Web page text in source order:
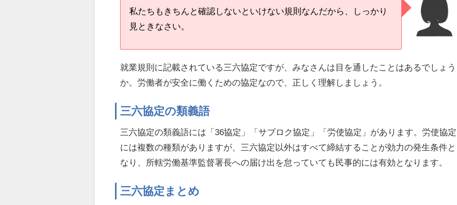
私たちもきちんと確認しないといけない規則なんだから、しっかり
見ときなさい。
就業規則に記載されている三六協定ですが、みなさんは目を通したことはあるでしょう
か。労働者が安全に働くための協定なので、正しく理解しましょう。
三六協定の類義語
三六協定の類義語には「36協定」「サブロク協定」「労使協定」があります。労使協定
には複数の種類がありますが、三六協定以外はすべて締結することが効力の発生条件と
なり、所轄労働基準監督署長への届け出を怠っていても民事的には有効となります。
三六協定まとめ